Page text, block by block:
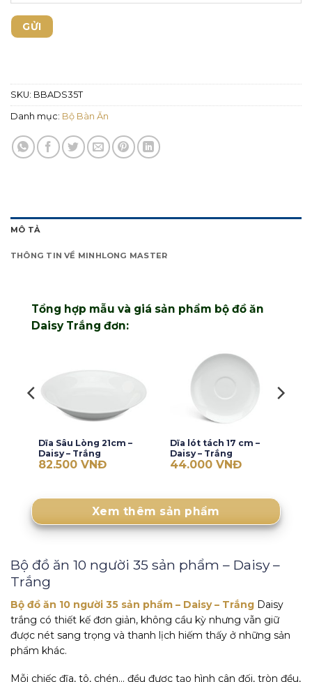
SKU: BBADS35T
Danh mục: Bộ Bàn Ăn
MÔ TẢ
THÔNG TIN VỀ MINHLONG MASTER
Tổng hợp mẫu và giá sản phẩm bộ đồ ăn
Daisy Trắng đơn:
Dĩa Sâu Lòng 21cm –
Daisy – Trắng
82.500 VNĐ
Dĩa lót tách 17 cm –
Daisy – Trắng
44.000 VNĐ
Xem thêm sản phẩm
Bộ đồ ăn 10 người 35 sản phẩm – Daisy –
Trắng
Bộ đồ ăn 10 người 35 sản phẩm – Daisy – Trắng Daisy
trắng có thiết kế đơn giản, không cầu kỳ nhưng vẫn giữ
được nét sang trọng và thanh lịch hiếm thấy ở những sản
phẩm khác.
Mỗi chiếc đĩa, tô, chén… đều được tạo hình cân đối, tròn đều,